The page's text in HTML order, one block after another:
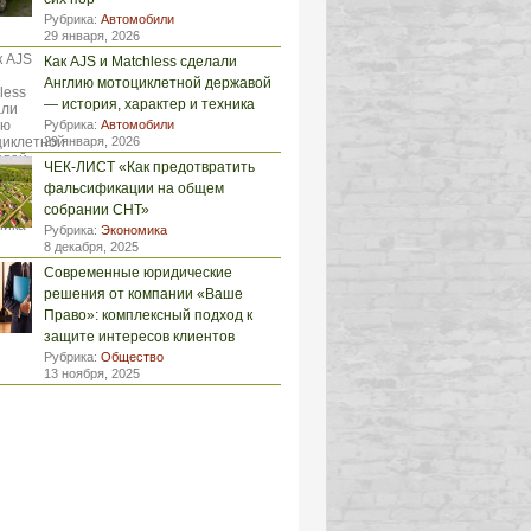
Рубрика: Автомобили
29 января, 2026
Как AJS и Matchless сделали
Англию мотоциклетной державой
— история, характер и техника
Рубрика: Автомобили
29 января, 2026
ЧЕК-ЛИСТ «Как предотвратить
фальсификации на общем
собрании СНТ»
Рубрика: Экономика
8 декабря, 2025
Современные юридические
решения от компании «Ваше
Право»: комплексный подход к
защите интересов клиентов
Рубрика: Общество
13 ноября, 2025